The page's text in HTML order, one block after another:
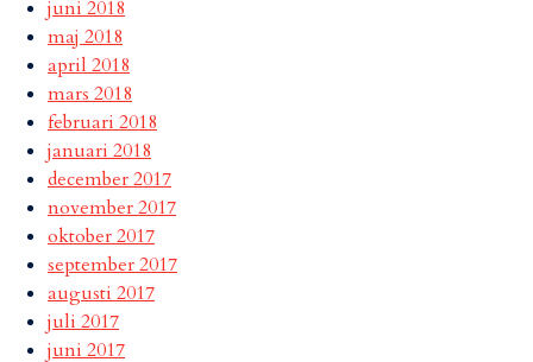
juni 2018
maj 2018
april 2018
mars 2018
februari 2018
januari 2018
december 2017
november 2017
oktober 2017
september 2017
augusti 2017
juli 2017
juni 2017